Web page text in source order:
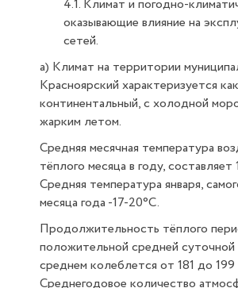
4.1. Климат и погодно-
оказывающие влияние на
сетей.
а) Климат на территории
Красноярский характеризуется
континентальный, с холодной
жарким летом.
Средняя месячная температура
тёплого месяца в году, составляет
Средняя температура января,
месяца года -17-20°С.
Продолжительность тёплого
положительной средней
среднем колеблется от 181 до 199
Среднегодовое количество